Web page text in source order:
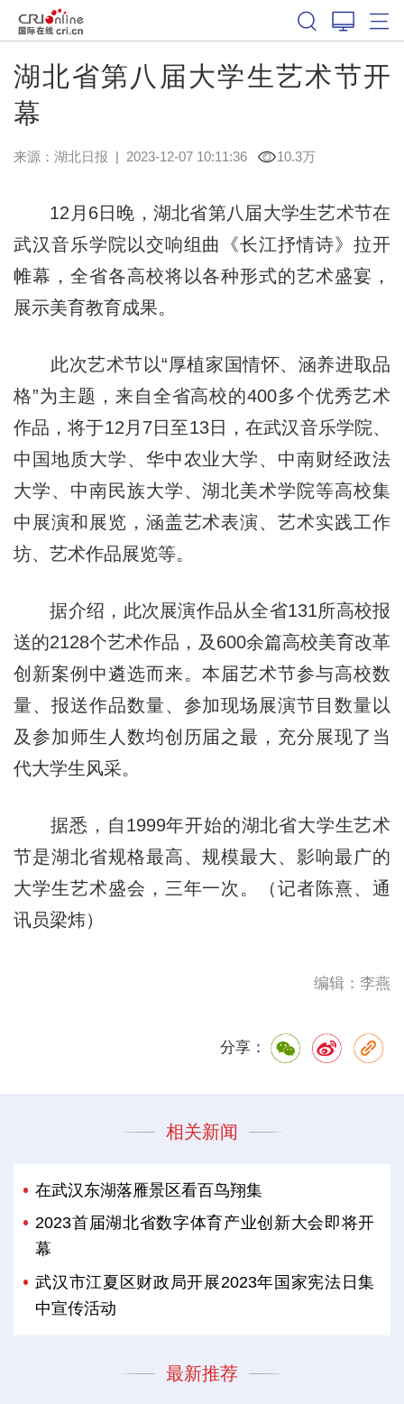
湖北省第八届大学生艺术节开
幕
来源： 湖北日报 | 2023-12-07 10:11:36 10.3万
12月6日晚，湖北省第八届大学生艺术节在
武汉音乐学院以交响组曲《长江抒情诗》拉开
帷幕，全省各高校将以各种形式的艺术盛宴，
展示美育教育成果。
此次艺术节以“厚植家国情怀、涵养进取品
格”为主题，来自全省高校的400多个优秀艺术
作品，将于12月7日至13日，在武汉音乐学院、
中国地质大学、华中农业大学、中南财经政法
大学、中南民族大学、湖北美术学院等高校集
中展演和展览，涵盖艺术表演、艺术实践工作
坊、艺术作品展览等。
据介绍，此次展演作品从全省131所高校报
送的2128个艺术作品，及600余篇高校美育改革
创新案例中遴选而来。本届艺术节参与高校数
量、报送作品数量、参加现场展演节目数量以
及参加师生人数均创历届之最，充分展现了当
代大学生风采。
据悉，自1999年开始的湖北省大学生艺术
节是湖北省规格最高、规模最大、影响最广的
大学生艺术盛会，三年一次。（记者陈熹、通
讯员梁炜）
编辑：李燕
分享：
相关新闻
在武汉东湖落雁景区看百鸟翔集
2023首届湖北省数字体育产业创新大会即将开
幕
武汉市江夏区财政局开展2023年国家宪法日集
中宣传活动
最新推荐